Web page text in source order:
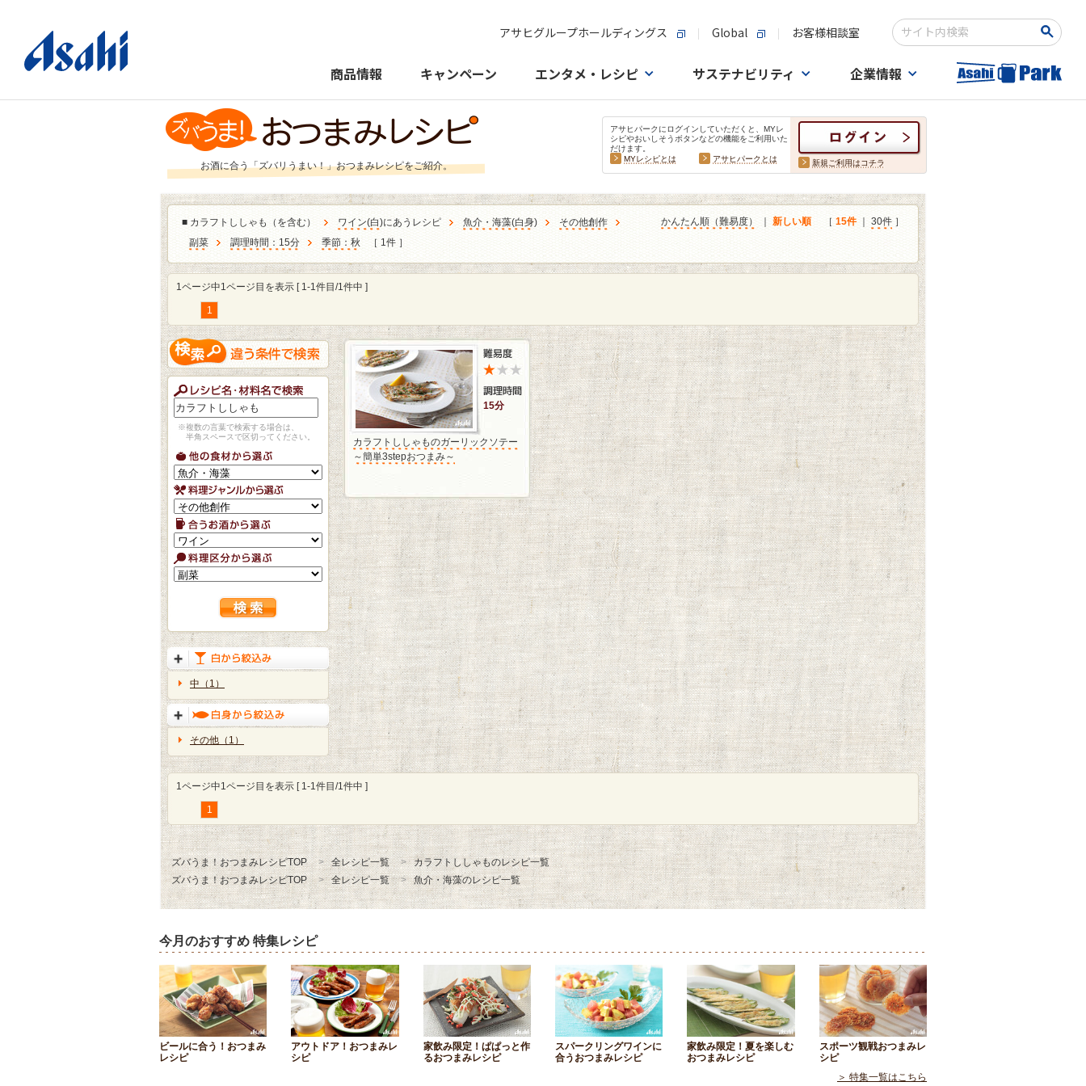
アサヒグループホールディングス Global お客様相談室
検索キーワード入力
商品情報 キャンペーン エンタメ・レシピ サステナビリティ 企業情報
お酒に合う「ズバリうまい！」おつまみレシピをご紹介。
アサヒパークにログインしていただくと、MYレ
シピやおいしそうボタンなどの機能をご利用いた
だけます。
MYレシピとは
アサヒパークとは 新規ご利用はコチラ
■ カラフトししゃも（を含む） ワイン(白)にあうレシピ 魚介・海藻(白身)
その他創作
副菜
調理時間：15分 季節：秋 ［ 1件 ］
かんたん順（難易度） 新しい順 ［ 15件｜ 30件 ］
1ページ中1ページ目を表示 [ 1-1件目/1件中 ]
1
※複数の言葉で検索する場合は、
半角スペースで区切ってください。
中（1）
その他（1）
15分
カラフトししゃものガーリックソテー
～簡単3stepおつまみ～
1ページ中1ページ目を表示 [ 1-1件目/1件中 ]
1
ズバうま！おつまみレシピTOP 全レシピ一覧
カラフトししゃものレシピ一覧
ズバうま！おつまみレシピTOP
全レシピ一覧 魚介・海藻のレシピ一覧
今月のおすすめ 特集レシピ
ビールに合う！おつまみ
レシピ
アウトドア！おつまみレ
シピ
家飲み限定！ぱぱっと作
るおつまみレシピ
スパークリングワインに
合うおつまみレシピ
家飲み限定！夏を楽しむ
おつまみレシピ
スポーツ観戦おつまみレ
シピ
＞ 特集一覧はこちら